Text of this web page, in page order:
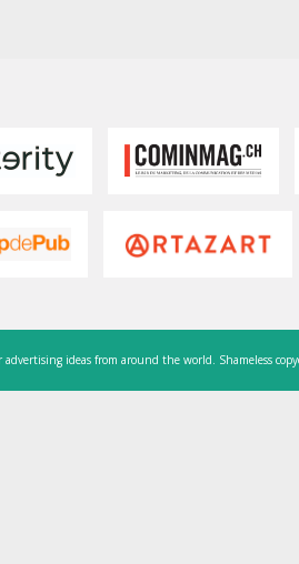
ideas from around the world. Shameless